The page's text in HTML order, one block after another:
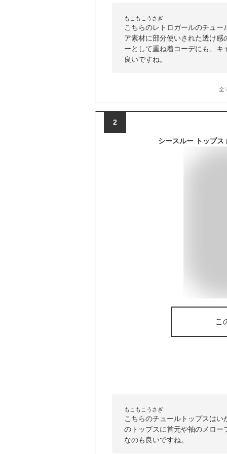
もこもこうさぎ
こちらのレトロガールのチュ
ア素材に部分使いされた透け
ーとして重ね着コーデにも、
良いですね。
全
2
こ
もこもこうさぎ
こちらのチュールトップスは
のトップスに首元や袖のメロ
なのも良いですね。